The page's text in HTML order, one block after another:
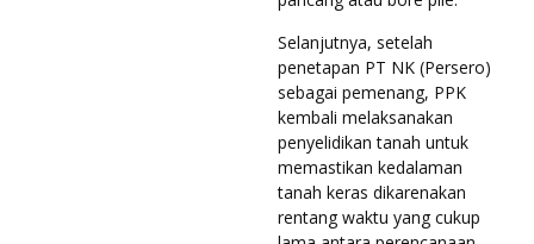
Selanjutnya, setelah
penetapan PT NK (Persero)
sebagai pemenang, PPK
kembali melaksanakan
penyelidikan tanah untuk
memastikan kedalaman
tanah keras dikarenakan
rentang waktu yang cukup